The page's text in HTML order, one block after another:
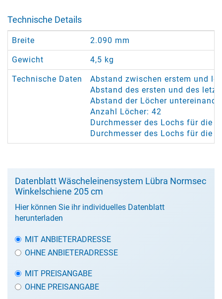
Technische Details
Breite 2.090 mm
Gewicht 4,5 kg
Technische Daten
Abstand zwischen erstem und
Abstand des ersten und des
Abstand der Löcher
Anzahl Löcher: 42
Durchmesser des Lochs für die
Durchmesser des Lochs für die
Datenblatt Wäscheleinensystem Lübra Normsec
Winkelschiene 205 cm
Hier können Sie ihr individuelles Datenblatt
herunterladen
MIT ANBIETERADRESSE
OHNE ANBIETERADRESSE
MIT PREISANGABE
OHNE PREISANGABE